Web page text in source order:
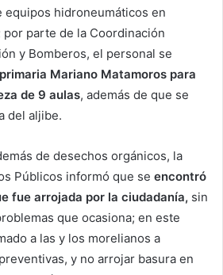
equipos hidroneumáticos en
parte de la Coordinación
y Bomberos, el personal se
Mariano Matamoros para
de 9 aulas, además de que se
del aljibe.
de desechos orgánicos, la
Públicos informó que se encontró
fue arrojada por la ciudadanía, sin
que ocasiona; en este
a las y los morelianos a
y no arrojar basura en